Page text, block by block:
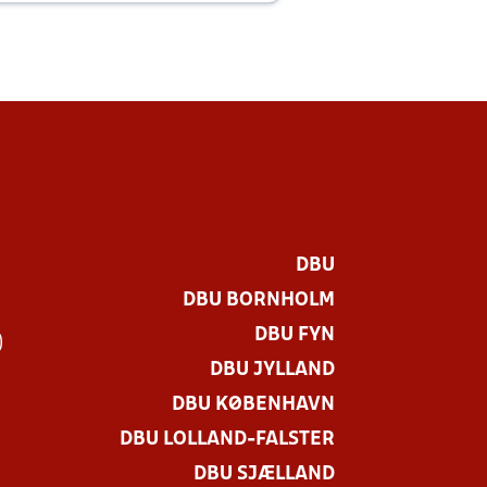
DBU
DBU BORNHOLM
DBU FYN
DBU JYLLAND
DBU KØBENHAVN
DBU LOLLAND-FALSTER
DBU SJÆLLAND